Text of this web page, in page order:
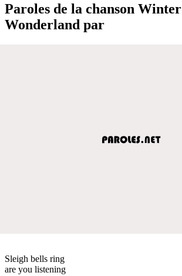
Paroles de la chanson Winter
Wonderland par
Sleigh bells ring
are you listening